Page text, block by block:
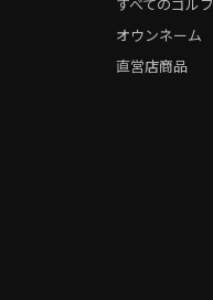
オウンネーム
直営店商品